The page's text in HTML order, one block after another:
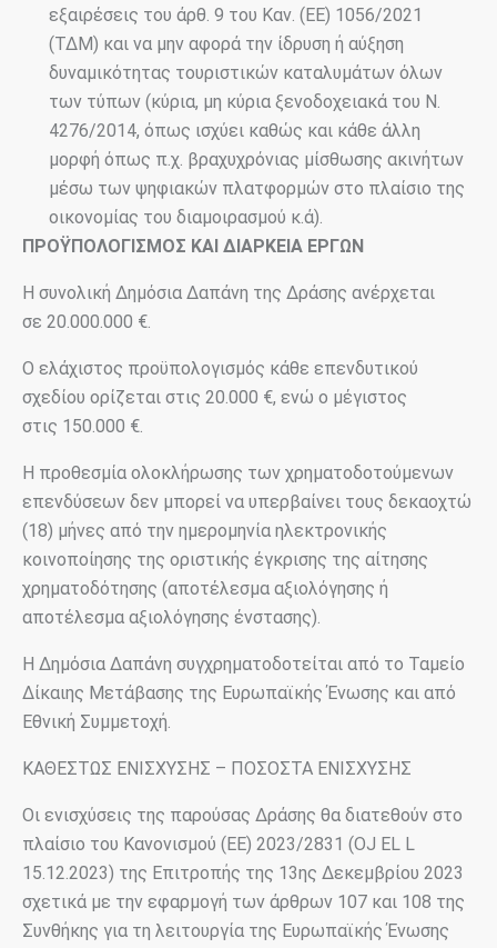
εξαιρέσεις του άρθ. 9 του Καν. (ΕΕ) 1056/2021
(ΤΔΜ) και να μην αφορά την ίδρυση ή αύξηση
δυναμικότητας τουριστικών καταλυμάτων όλων
των τύπων (κύρια, μη κύρια ξενοδοχειακά του Ν.
4276/2014, όπως ισχύει καθώς και κάθε άλλη
μορφή όπως π.χ. βραχυχρόνιας μίσθωσης ακινήτων
μέσω των ψηφιακών πλατφορμών στο πλαίσιο της
οικονομίας του διαμοιρασμού κ.ά).
ΠΡΟΫΠΟΛΟΓΙΣΜΟΣ ΚΑΙ ΔΙΑΡΚΕΙΑ ΕΡΓΩΝ
Η συνολική Δημόσια Δαπάνη της Δράσης ανέρχεται
σε 20.000.000 €.
Ο ελάχιστος προϋπολογισμός κάθε επενδυτικού
σχεδίου ορίζεται στις 20.000 €, ενώ ο μέγιστος
στις 150.000 €.
Η προθεσμία ολοκλήρωσης των χρηματοδοτούμενων
επενδύσεων δεν μπορεί να υπερβαίνει τους δεκαοχτώ
(18) μήνες από την ημερομηνία ηλεκτρονικής
κοινοποίησης της οριστικής έγκρισης της αίτησης
χρηματοδότησης (αποτέλεσμα αξιολόγησης ή
αποτέλεσμα αξιολόγησης ένστασης).
Η Δημόσια Δαπάνη συγχρηματοδοτείται από το Ταμείο
Δίκαιης Μετάβασης της Ευρωπαϊκής Ένωσης και από
Εθνική Συμμετοχή.
ΚΑΘΕΣΤΩΣ ΕΝΙΣΧΥΣΗΣ – ΠΟΣΟΣΤΑ ΕΝΙΣΧΥΣΗΣ
Οι ενισχύσεις της παρούσας Δράσης θα διατεθούν στο
πλαίσιο του Κανονισμού (ΕΕ) 2023/2831 (OJ EL L
15.12.2023) της Επιτροπής της 13ης Δεκεμβρίου 2023
σχετικά με την εφαρμογή των άρθρων 107 και 108 της
Συνθήκης για τη λειτουργία της Ευρωπαϊκής Ένωσης